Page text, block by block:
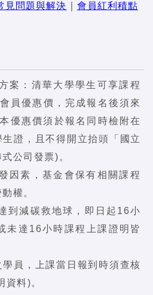
見問題與解決
會員紅利積點
案：清華大學學生可享課程
員優惠價，完成報名後須來
優惠價須於報名同時檢附在
證，且不得開立抬頭「國立
公司發票)。
因素，基金會保有相關課程
權。
到減碳救地球，即日起16小
未達16小時課程上課證明皆
員，上課當日報到時須查核
資料)。